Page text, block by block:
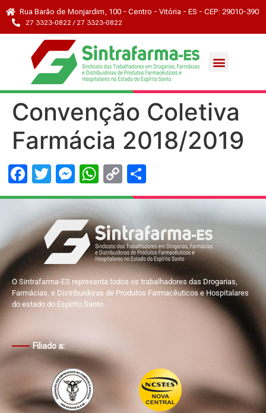
Rua Barão de Monjardim, 100 - Centro - Vitória - ES - CEP: 29010-390
27 3323-0822 / 27 3323-0822
Convenção Coletiva
Farmácia 2018/2019
Facebook
Twitter
Messenger
WhatsApp
Copy
Link
O Sintrafarma-ES representa todos os trabalhadores das Drogarias,
Farmácias, e Distribuidoras de Produtos Farmacêuticos e Hospitalares
do estado do Espírito Santo.
Filiado a: